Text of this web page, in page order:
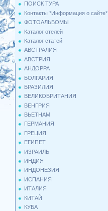
ПОИСК ТУРА
Контакты *Информация о сайте*
ФОТОАЛЬБОМЫ
Каталог отелей
Каталог статей
АВСТРАЛИЯ
АВСТРИЯ
АНДОРРА
БОЛГАРИЯ
БРАЗИЛИЯ
ВЕЛИКОБРИТАНИЯ
ВЕНГРИЯ
ВЬЕТНАМ
ГЕРМАНИЯ
ГРЕЦИЯ
ЕГИПЕТ
ИЗРАИЛЬ
ИНДИЯ
ИНДОНЕЗИЯ
ИСПАНИЯ
ИТАЛИЯ
КИТАЙ
КУБА